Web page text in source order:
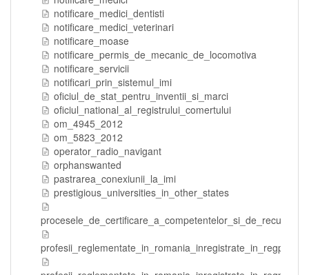
notificare_medici_dentisti
notificare_medici_veterinari
notificare_moase
notificare_permis_de_mecanic_de_locomotiva
notificare_servicii
notificari_prin_sistemul_imi
oficiul_de_stat_pentru_inventii_si_marci
oficiul_national_al_registrului_comertului
om_4945_2012
om_5823_2012
operator_radio_navigant
orphanswanted
pastrarea_conexiunii_la_imi
prestigious_universities_in_other_states
profesii_reglementate_in_romania_inregistrate_in_regprof